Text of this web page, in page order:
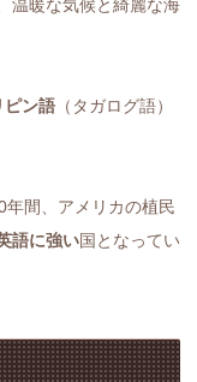
温暖な気候と綺麗な海
ピン語 （タガログ語）
間、アメリカの植民
語に強い国となってい